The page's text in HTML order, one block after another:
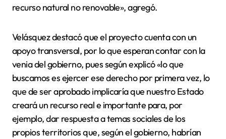
recurso natural no renovable», agregó.
Velásquez destacó que el proyecto cuenta con un
apoyo transversal, por lo que esperan contar con la
venia del gobierno, pues según explicó «lo que
buscamos es ejercer ese derecho por primera vez, lo
que de ser aprobado implicaría que nuestro Estado
creará un recurso real e importante para, por
ejemplo, dar respuesta a temas sociales de los
propios territorios que, según el gobierno, habrían